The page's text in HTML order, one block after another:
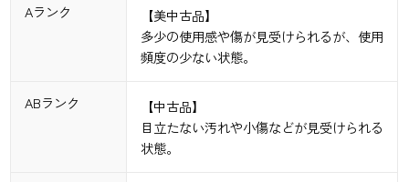
Aランク
【美中古品】
多少の使用感や傷が見受けられるが、使用
頻度の少ない状態。
ABランク
【中古品】
目立たない汚れや小傷などが見受けられる
状態。